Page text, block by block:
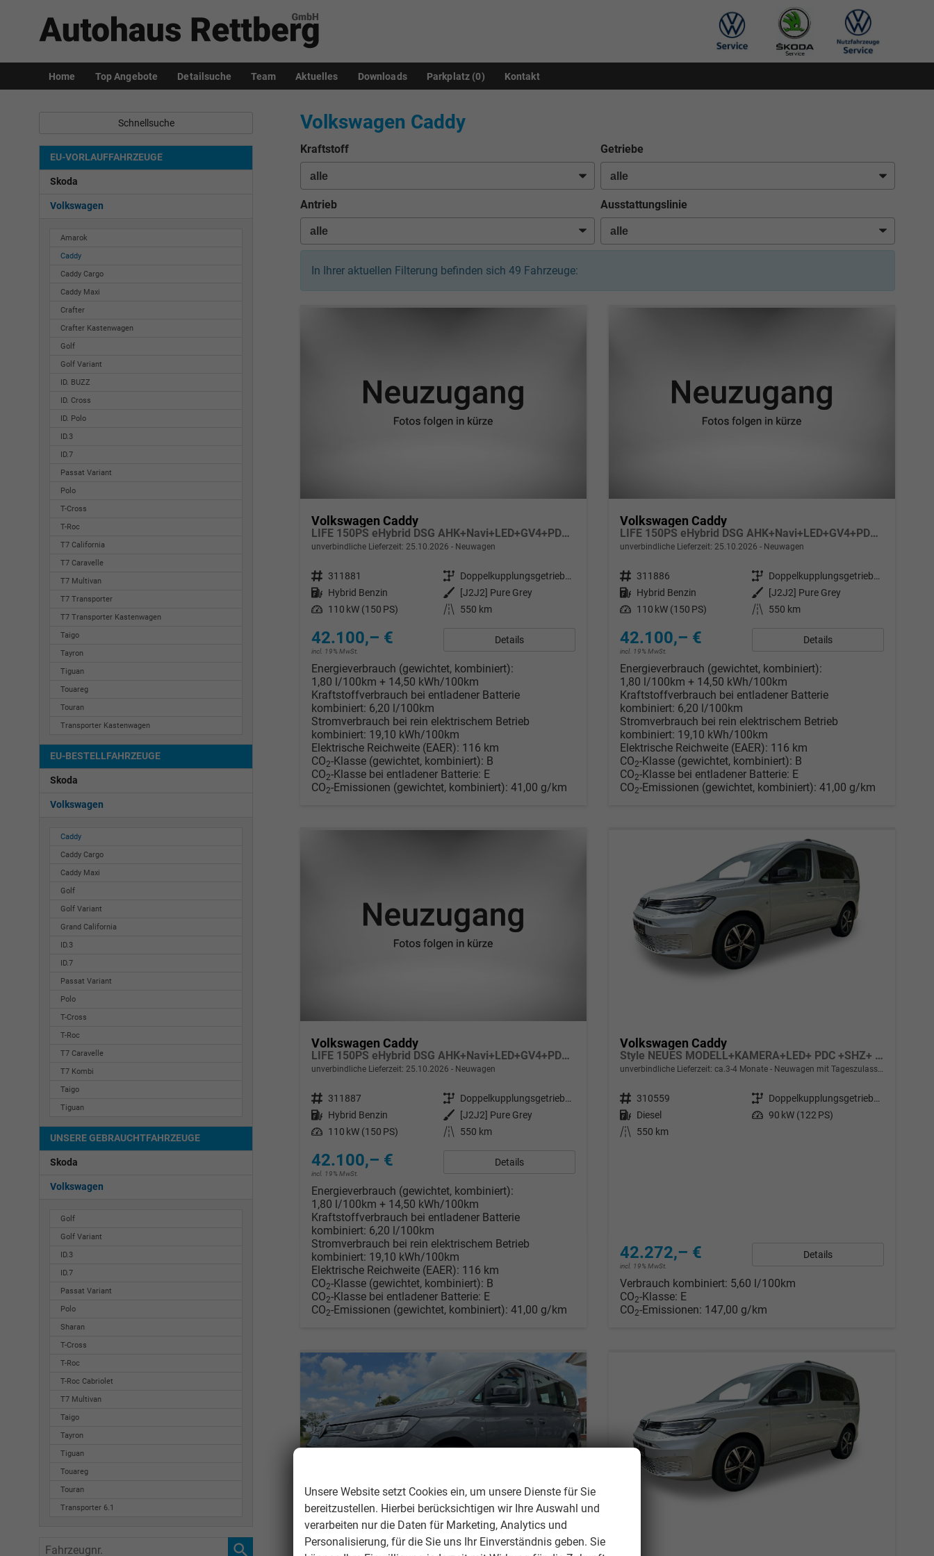
Home Top Angebote Detailsuche Team Aktuelles Downloads Parkplatz (0) Kontakt
Volkswagen Caddy
Kraftstoff Getriebe
Antrieb Ausstattungslinie
In Ihrer aktuellen Filterung befinden sich 49 Fahrzeuge:
Volkswagen Caddy
LIFE 150PS eHybrid DSG AHK+Navi+LED+GV4+PDC+Sitzheiz+App-Connect
unverbindliche Lieferzeit: 25.10.2026 Neuwagen
Fahrzeugnr. 311881 Getriebe
Doppelkupplungsgetriebe (DSG)
Kraftstoff Hybrid Benzin Außenfarbe
[J2J2] Pure Grey
Leistung 110 kW (150 PS) Kilometerstand 550 km
42.100,– €
incl. 19% MwSt.
Details
Energieverbrauch (gewichtet, kombiniert):
1,80 l/100km + 14,50 kWh/100km
Kraftstoffverbrauch bei entladener Batterie
kombiniert: 6,20 l/100km
Stromverbrauch bei rein elektrischem Betrieb
kombiniert: 19,10 kWh/100km
Elektrische Reichweite (EAER): 116 km
CO2-Klasse (gewichtet, kombiniert): B
CO2-Klasse bei entladener Batterie: E
CO2-Emissionen (gewichtet, kombiniert): 41,00 g/km
Volkswagen Caddy
LIFE 150PS eHybrid DSG AHK+Navi+LED+GV4+PDC+Sitzheiz+App-Connect
unverbindliche Lieferzeit: 25.10.2026 Neuwagen
Fahrzeugnr. 311886 Getriebe
Doppelkupplungsgetriebe (DSG)
Kraftstoff Hybrid Benzin Außenfarbe
[J2J2] Pure Grey
Leistung 110 kW (150 PS) Kilometerstand 550 km
42.100,– €
incl. 19% MwSt.
Details
Energieverbrauch (gewichtet, kombiniert):
1,80 l/100km + 14,50 kWh/100km
Kraftstoffverbrauch bei entladener Batterie
kombiniert: 6,20 l/100km
Stromverbrauch bei rein elektrischem Betrieb
kombiniert: 19,10 kWh/100km
Elektrische Reichweite (EAER): 116 km
CO2-Klasse (gewichtet, kombiniert): B
CO2-Klasse bei entladener Batterie: E
CO2-Emissionen (gewichtet, kombiniert): 41,00 g/km
Volkswagen Caddy
LIFE 150PS eHybrid DSG AHK+Navi+LED+GV4+PDC+Sitzheiz+App-Connect
unverbindliche Lieferzeit: 25.10.2026 Neuwagen
Fahrzeugnr. 311887 Getriebe
Doppelkupplungsgetriebe (DSG)
Kraftstoff Hybrid Benzin Außenfarbe
[J2J2] Pure Grey
Leistung 110 kW (150 PS) Kilometerstand 550 km
42.100,– €
incl. 19% MwSt.
Details
Energieverbrauch (gewichtet, kombiniert):
1,80 l/100km + 14,50 kWh/100km
Kraftstoffverbrauch bei entladener Batterie
kombiniert: 6,20 l/100km
Stromverbrauch bei rein elektrischem Betrieb
kombiniert: 19,10 kWh/100km
Elektrische Reichweite (EAER): 116 km
CO2-Klasse (gewichtet, kombiniert): B
CO2-Klasse bei entladener Batterie: E
CO2-Emissionen (gewichtet, kombiniert): 41,00 g/km
Volkswagen Caddy
Style NEUES MODELL+KAMERA+LED+ PDC +SHZ+ 17 LM
unverbindliche Lieferzeit: ca.3-4 Monate Neuwagen mit Tageszulassung
Fahrzeugnr. 310559 Getriebe
Doppelkupplungsgetriebe (DSG)
Kraftstoff Diesel Leistung 90 kW (122 PS)
Kilometerstand
550 km
42.272,– €
incl. 19% MwSt.
Details
Verbrauch kombiniert: 5,60 l/100km
CO2-Klasse: E
CO2-Emissionen: 147,00 g/km
Schnellsuche
EU-VORLAUFFAHRZEUGE
Skoda
Volkswagen
Amarok
Caddy
Caddy Cargo
Caddy Maxi
Crafter
Crafter Kastenwagen
Golf
Golf Variant
ID. BUZZ
ID. Cross
ID. Polo
ID.3
ID.7
Passat Variant
Polo
T-Cross
T-Roc
T7 California
T7 Caravelle
T7 Multivan
T7 Transporter
T7 Transporter Kastenwagen
Taigo
Tayron
Tiguan
Touareg
Touran
Transporter Kastenwagen
EU-BESTELLFAHRZEUGE
Skoda
Volkswagen
Caddy
Caddy Cargo
Caddy Maxi
Golf
Golf Variant
Grand California
ID.3
ID.7
Passat Variant
Polo
T-Cross
T-Roc
T7 Caravelle
T7 Kombi
Taigo
Tiguan
UNSERE GEBRAUCHTFAHRZEUGE
Skoda
Volkswagen
Golf
Golf Variant
ID.3
ID.7
Passat Variant
Polo
Sharan
T-Cross
T-Roc
T-Roc Cabriolet
T7 Multivan
Taigo
Tayron
Tiguan
Touareg
Touran
Transporter 6.1
Fahrzeugnr.
Unsere Website setzt Cookies ein, um unsere Dienste für Sie
bereitzustellen. Hierbei berücksichtigen wir Ihre Auswahl und
verarbeiten nur die Daten für Marketing, Analytics und
Personalisierung, für die Sie uns Ihr Einverständnis geben. Sie